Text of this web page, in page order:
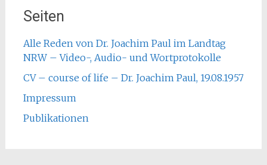
Seiten
Alle Reden von Dr. Joachim Paul im Landtag
NRW – Video-, Audio- und Wortprotokolle
CV – course of life – Dr. Joachim Paul, 19.08.1957
Impressum
Publikationen